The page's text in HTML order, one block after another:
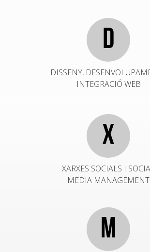
D
DISSENY,
INTEGRACIÓ WEB
X
XARXES SOCIALS I
MEDIA MANAGEMENT
M